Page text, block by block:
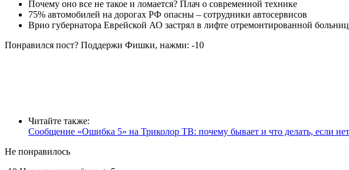
Почему оно все не такое и ломается? Плач о современной технике
75% автомобилей на дорогах РФ опасны – сотрудники автосервисов
Врио губернатора Еврейской АО застрял в лифте отремонтированной
Понравился пост? Поддержи Фишки, нажми: -10
Читайте также:
Сообщение «Ошибка 5» на Триколор ТВ: почему бывает и что делать, если нет
Не понравилось